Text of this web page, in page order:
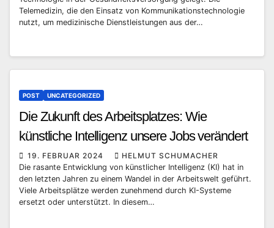
Telemedizin, die den Einsatz von Kommunikationstechnologie
nutzt, um medizinische Dienstleistungen aus der…
POST UNCATEGORIZED
Die Zukunft des Arbeitsplatzes: Wie
künstliche Intelligenz unsere Jobs verändert
19. FEBRUAR 2024
HELMUT SCHUMACHER
Die rasante Entwicklung von künstlicher Intelligenz (KI) hat in
den letzten Jahren zu einem Wandel in der Arbeitswelt geführt.
Viele Arbeitsplätze werden zunehmend durch KI-Systeme
ersetzt oder unterstützt. In diesem…